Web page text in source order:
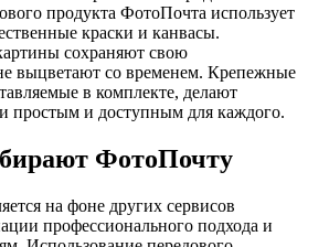
продукта ФотоПочта использует
краски и канвасы.
сохраняют свою
выцветают со временем. Крепежные
в комплекте, делают
простым и доступным для каждого.
ФотоПочту
на фоне других сервисов
профессионального подхода и